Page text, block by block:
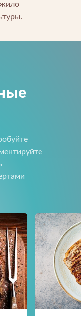
условия